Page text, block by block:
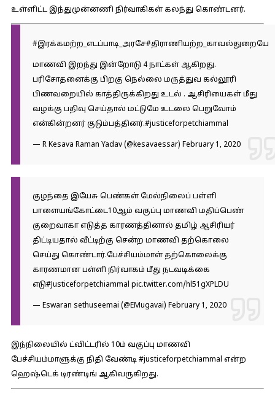
உள்ளிட்ட இந்துமுன்னணி நிர்வாகிகள் கலந்து கொண்டனர்.
#இரக்கமற்ற_எடப்பாடி_அரசே#திராணியற்ற_காவல்துறையே
மாணவி இறந்து இன்றோடு 4 நாட்கள் ஆகிறது.
பரிசோதனைக்கு பிறகு நெல்லை மருத்துவ கல்லூரி
பிணவறையில் காத்திருக்கிறது உடல் . ஆசிரியைகள் மீது
வழக்கு பதிவு செய்தால் மட்டுமே உடலை பெறுவோம்
என்கின்றனர் குடும்பத்தினர்.#justiceforpetchiammal
— R Kesava Raman Yadav (@kesavaessar) February 1, 2020
குழந்தை இயேசு பெண்கள் மேல்நிலைப் பள்ளி
பாளையங்கோட்டை10ஆம் வகுப்பு மாணவி மதிப்பெண்
குறைவாகா எடுத்த காரணத்தினால் தமிழ் ஆசிரியர்
திட்டியதால் வீட்டிற்கு சென்ற மாணவி தற்கொலை
செய்து கொண்டார்.பேச்சியம்மாள் தற்கொலைக்கு
காரணமான பள்ளி நிர்வாகம் மீது நடவடிக்கை
எடு#Justiceforpetchiammal pic.twitter.com/hl51gXPLDU
— Eswaran sethuseemai (@EMugavai) February 1, 2020
இந்நிலையில் ட்விட்டரில் 10ம் வகுப்பு மாணவி
பேச்சியம்மாளுக்கு நிதி வேண்டி #justiceforpetchiammal என்ற
ஹெஷ்டெக் டிரண்டிங் ஆகிவருகிறது.